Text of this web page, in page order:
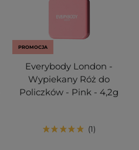
PROMOCJA
Everybody London -
Wypiekany Róż do
Policzków - Pink - 4,2g
1